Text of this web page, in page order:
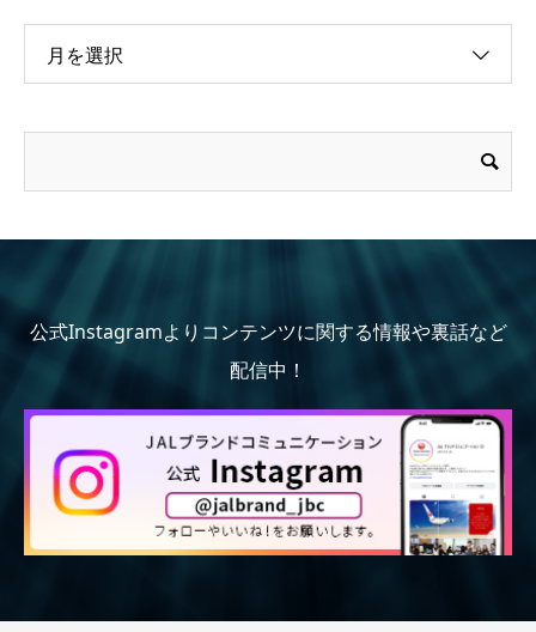
月を選択
公式Instagramよりコンテンツに関する情報や裏話など
配信中！